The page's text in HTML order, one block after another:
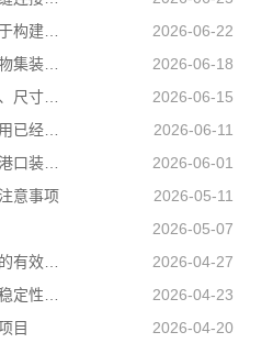
2026-06-22
2026-06-18
2026-06-15
2026-06-11
2026-06-01
意事项
2026-05-11
2026-05-07
2026-04-27
2026-04-23
目
2026-04-20